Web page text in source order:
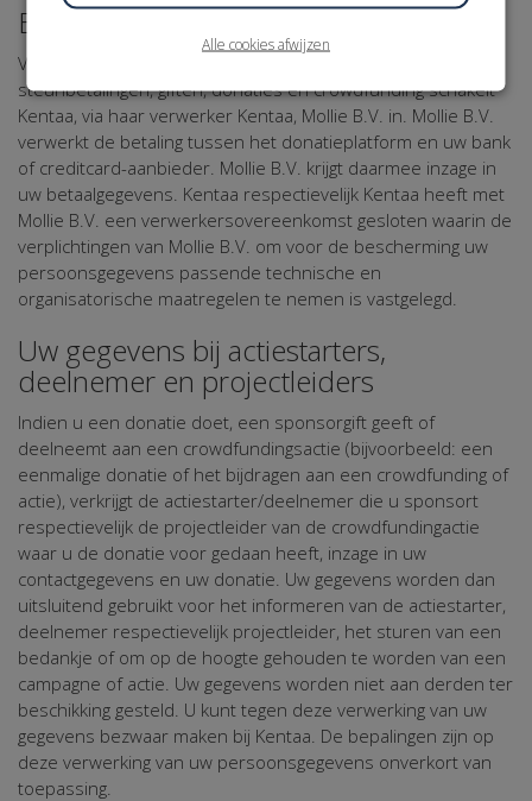
Betaling
Voor het uitvoeren en verwerken van sponsoring,
steunbetalingen, giften, donaties en crowdfunding schakelt
Kentaa, via haar verwerker Kentaa, Mollie B.V. in. Mollie B.V.
verwerkt de betaling tussen het donatieplatform en uw bank
of creditcard-aanbieder. Mollie B.V. krijgt daarmee inzage in
uw betaalgegevens. Kentaa respectievelijk Kentaa heeft met
Mollie B.V. een verwerkersovereenkomst gesloten waarin de
verplichtingen van Mollie B.V. om voor de bescherming uw
persoonsgegevens passende technische en
organisatorische maatregelen te nemen is vastgelegd.
Uw gegevens bij actiestarters,
deelnemer en projectleiders
Indien u een donatie doet, een sponsorgift geeft of
deelneemt aan een crowdfundingsactie (bijvoorbeeld: een
eenmalige donatie of het bijdragen aan een crowdfunding of
actie), verkrijgt de actiestarter/deelnemer die u sponsort
respectievelijk de projectleider van de crowdfundingactie
waar u de donatie voor gedaan heeft, inzage in uw
contactgegevens en uw donatie. Uw gegevens worden dan
uitsluitend gebruikt voor het informeren van de actiestarter,
deelnemer respectievelijk projectleider, het sturen van een
bedankje of om op de hoogte gehouden te worden van een
campagne of actie. Uw gegevens worden niet aan derden ter
beschikking gesteld. U kunt tegen deze verwerking van uw
gegevens bezwaar maken bij Kentaa. De bepalingen zijn op
deze verwerking van uw persoonsgegevens onverkort van
toepassing.
Alle cookies afwijzen